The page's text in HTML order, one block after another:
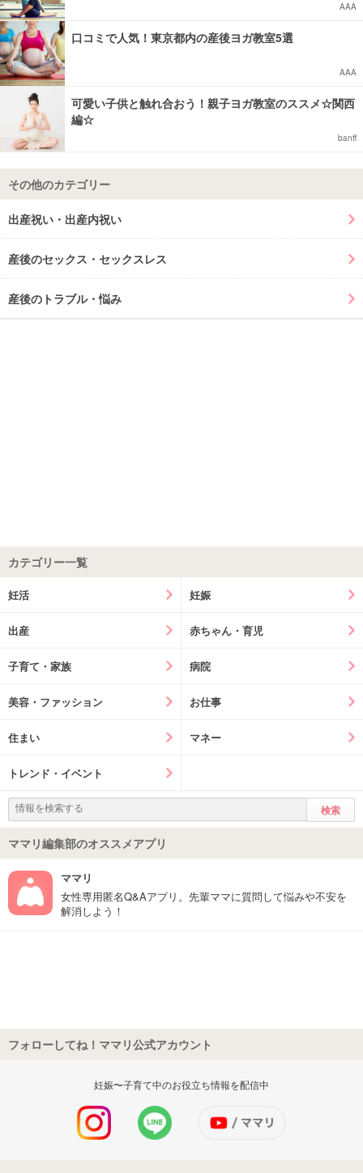
AAA
口コミで人気！東京都内の産後ヨガ教室5選
AAA
可愛い子供と触れ合おう！親子ヨガ教室のススメ☆関西
編☆
banff
その他のカテゴリー
出産祝い・出産内祝い
産後のセックス・セックスレス
産後のトラブル・悩み
カテゴリー一覧
妊活 妊娠
出産 赤ちゃん・育児
子育て・家族 病院
美容・ファッション お仕事
住まい マネー
トレンド・イベント
ママリ編集部のオススメアプリ
ママリ
女性専用匿名Q&Aアプリ。先輩ママに質問して悩みや不安を
解消しよう！
フォローしてね！ママリ公式アカウント
妊娠〜子育て中のお役立ち情報を配信中